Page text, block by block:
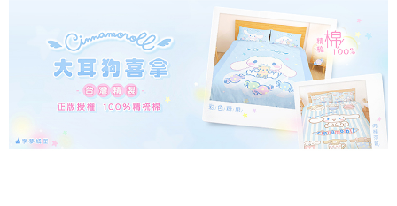
每筆NT$80，滿NT$699(含以上)免運費